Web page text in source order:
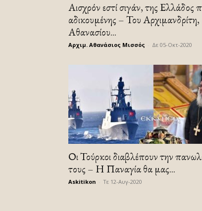
Αισχρόν εστί σιγάν, της Ελλάδος
αδικουμένης – Του Αρχιμανδρίτη,
Αθανασίου...
Αρχιμ. Αθανάσιος Μισσός Δε 05-Οκτ-2020
Οι Τούρκοι διαβλέπουν την
τους – Η Παναγία θα μας...
Askitikon Τε 12-Αυγ-2020